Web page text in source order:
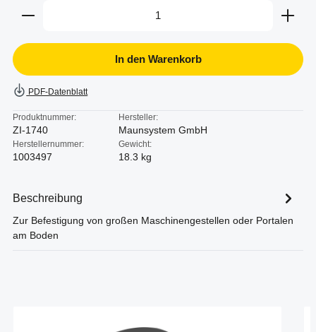
Produkt Anzahl: Gib den gewünschten Wert ein
In den Warenkorb
PDF-Datenblatt
Produktnummer:
ZI-1740
Hersteller:
Maunsystem GmbH
Herstellernummer:
1003497
Gewicht:
18.3 kg
Beschreibung
Zur Befestigung von großen Maschinengestellen oder Portalen
am Boden